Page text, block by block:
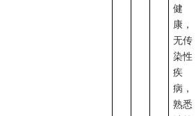
健
康，
无传
染性
疾
病，
熟悉